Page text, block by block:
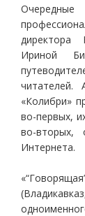
директора
Ириной
«Колибри»
во-первых,
во-вторых,
Интернета.